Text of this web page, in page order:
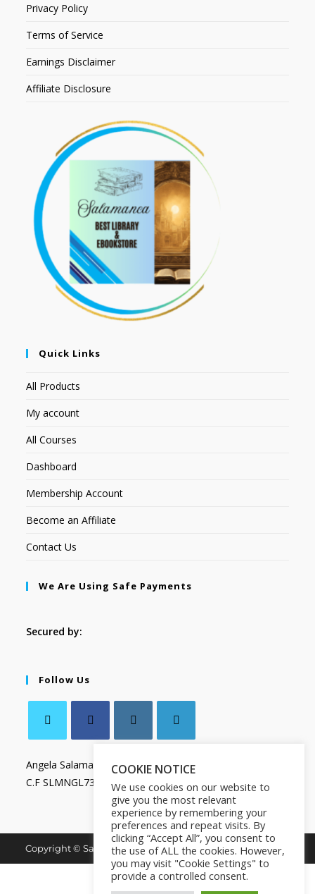
Privacy Policy
Terms of Service
Earnings Disclaimer
Affiliate Disclosure
Quick Links
All Products
My account
All Courses
Dashboard
Membership Account
Become an Affiliate
Contact Us
We Are Using Safe Payments
Secured by:
Follow Us
Angela Salamanca
C.F SLMNGL73T41Z133X
Copyright © Salamanca Book & Store. All Rights Reserved.
COOKIE NOTICE
We use cookies on our website to
give you the most relevant
experience by remembering your
preferences and repeat visits. By
clicking “Accept All”, you consent to
the use of ALL the cookies. However,
you may visit "Cookie Settings" to
provide a controlled consent.